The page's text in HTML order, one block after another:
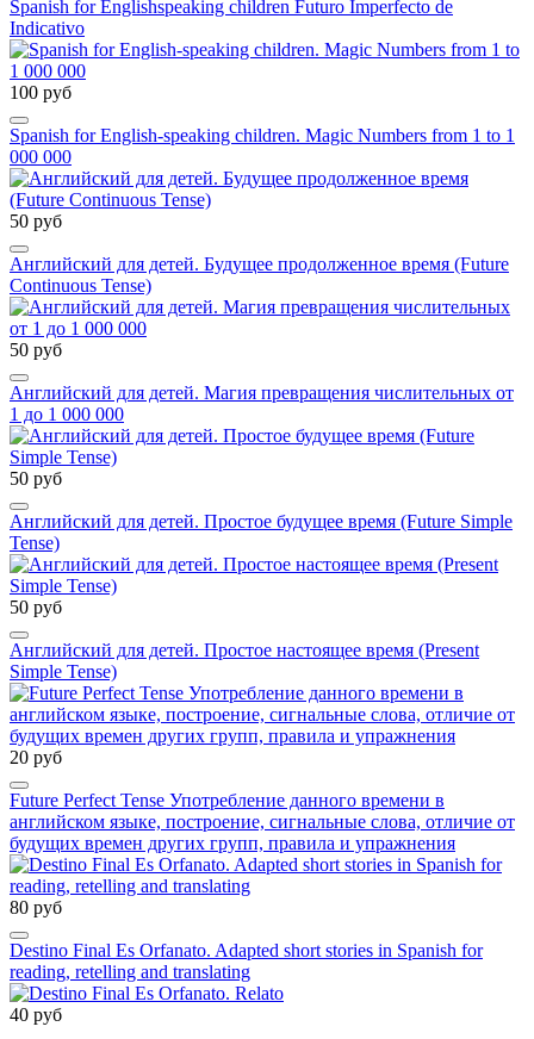
Spanish for Englishspeaking children Futuro Imperfecto de
Indicativo
100 руб
Spanish for English-speaking children. Magic Numbers from 1 to 1
000 000
50 руб
Английский для детей. Будущее продолженное время (Future
Continuous Tense)
50 руб
Английский для детей. Магия превращения числительных от
1 до 1 000 000
50 руб
Английский для детей. Простое будущее время (Future Simple
Tense)
50 руб
Английский для детей. Простое настоящее время (Present
Simple Tense)
20 руб
Future Perfect Tense Употребление данного времени в
английском языке, построение, сигнальные слова, отличие от
будущих времен других групп, правила и упражнения
80 руб
Destino Final Es Orfanato. Adapted short stories in Spanish for
reading, retelling and translating
40 руб